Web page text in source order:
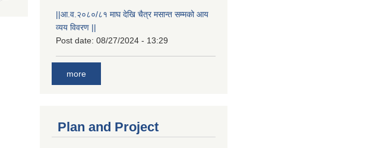
||आ.व.२०८०/८१ माघ देखि चैत्र मसान्त सम्मको आय
व्यय विवरण ||
Post date: 08/27/2024 - 13:29
more
Plan and Project